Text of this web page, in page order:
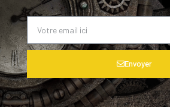
Envoyer